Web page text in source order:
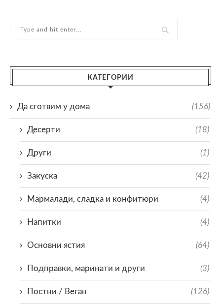
КАТЕГОРИИ
Да сготвим у дома (156)
Десерти (18)
Други (1)
Закуска (42)
Мармалади, сладка и конфитюри (4)
Напитки (4)
Основни ястия (64)
Подправки, маринати и други (3)
Постни / Веган (126)